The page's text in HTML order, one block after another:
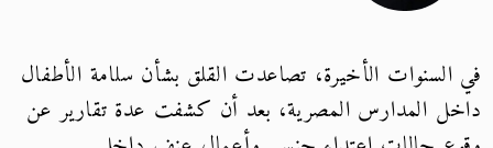
في السنوات الأخيرة، تصاعدت القلق بشأن سلامة الأطفال
داخل المدارس المصرية، بعد أن كشفت عدة تقارير عن